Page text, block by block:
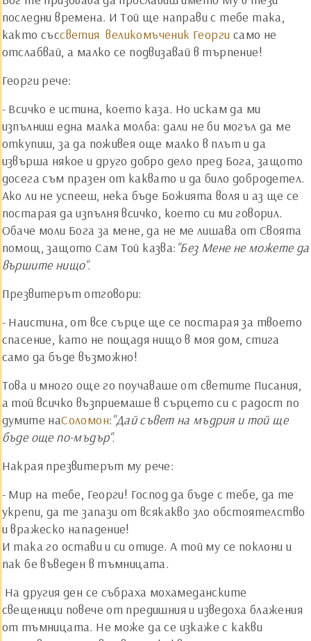
последни времена. И Той ще направи с тебе така,
както съссветия великомъченик Георги ­ само не
отслабвай, а малко се подвизавай в търпение!
Георги рече:
- Всичко е истина, което каза. Но искам да ми
изпълниш една малка молба: дали не би могъл да ме
откупиш, за да поживея още малко в плът и да
извърша някое и друго добро дело пред Бога, защото
досега съм празен от каквато и да било добродетел.
Ако ли не успееш, нека бъде Божията воля и аз ще се
постарая да изпълня всичко, което си ми говорил.
Обаче моли Бога за мене, да не ме лишава от Своята
помощ, защото Сам Той казва: "Без Мене не можете да
вършите нищо".
Презвитерът отговори:
- Наистина, от все сърце ще се постарая за твоето
спасение, като не пощадя нищо в моя дом, стига
само да бъде възможно!
Това и много още го поучаваше от светите Писания,
а той всичко възприемаше в сърцето си с радост по
думите наСоломон:"Дай съвет на мъдрия и той ще
бъде още по-мъдър".
Накрая презвитерът му рече:
- Мир на тебе, Георги! Господ да бъде с тебе, да те
укрепи, да те запази от всякакво зло обстоятелство
и вражеско нападение!
И така го остави и си отиде. А той му се поклони и
пак бе въведен в тъмницата.
На другия ден се събраха мохамеданските
свещеници повече от предишния и изведоха блажения
от тъмницата. Не може да се изкаже с какви